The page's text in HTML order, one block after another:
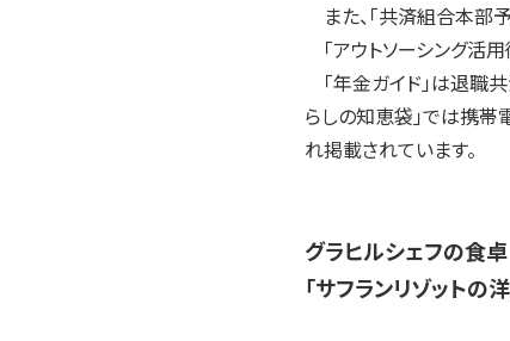
また、「共済組合本部
「アウトソーシング活
「年金ガイド」は退職
らしの知恵袋」では携帯
れ掲載されています。
グラヒルシェフの食卓
「サフランリゾットの